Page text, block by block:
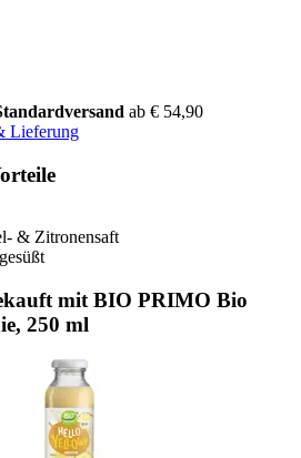
ab € 54,90
Lieferung
& Zitronensaft
mit BIO PRIMO Bio
250 ml